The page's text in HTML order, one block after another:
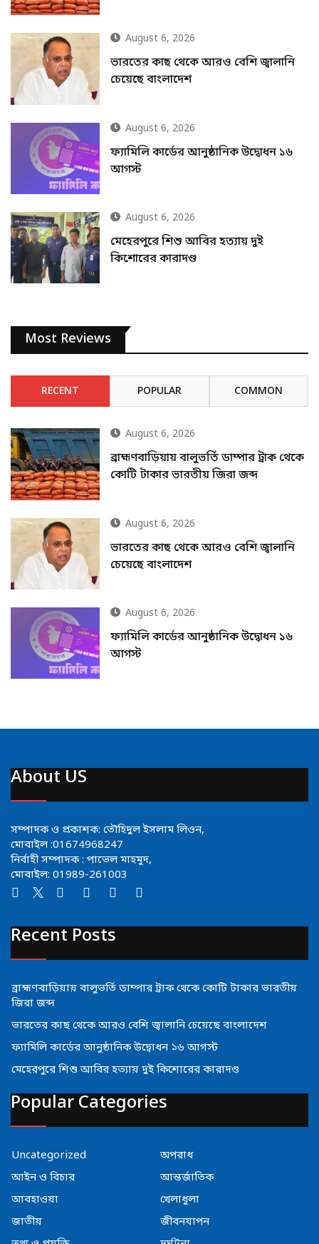
August 6, 2026
ভারতের কাছ থেকে আরও বেশি জ্বালানি
চেয়েছে বাংলাদেশ
August 6, 2026
ফ্যামিলি কার্ডের আনুষ্ঠানিক উদ্বোধন ১৬
আগস্ট
August 6, 2026
মেহেরপুরে শিশু আবির হত্যায় দুই
কিশোরের কারাদণ্ড
Most Reviews
RECENT POPULAR COMMON
August 6, 2026
ব্রাহ্মণবাড়িয়ায় বালুভর্তি ডাম্পার ট্রাক থেকে
কোটি টাকার ভারতীয় জিরা জব্দ
August 6, 2026
ভারতের কাছ থেকে আরও বেশি জ্বালানি
চেয়েছে বাংলাদেশ
August 6, 2026
ফ্যামিলি কার্ডের আনুষ্ঠানিক উদ্বোধন ১৬
আগস্ট
About US
সম্পাদক ও প্রকাশক: তৌহিদুল ইসলাম লিওন,
মোবাইল :01674968247
নির্বাহী সম্পাদক : পাভেল মাহমুদ,
মোবাইল: 01989-261003
Recent Posts
ব্রাহ্মণবাড়িয়ায় বালুভর্তি ডাম্পার ট্রাক থেকে কোটি টাকার ভারতীয়
জিরা জব্দ
ভারতের কাছ থেকে আরও বেশি জ্বালানি চেয়েছে বাংলাদেশ
ফ্যামিলি কার্ডের আনুষ্ঠানিক উদ্বোধন ১৬ আগস্ট
মেহেরপুরে শিশু আবির হত্যায় দুই কিশোরের কারাদণ্ড
Popular Categories
Uncategorized
অপরাধ
আইন ও বিচার
আন্তর্জাতিক
আবহাওয়া
খেলাধুলা
জাতীয়
জীবনযাপন